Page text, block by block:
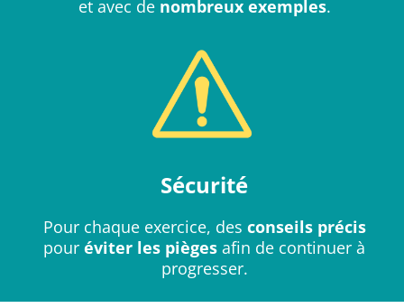
et avec de nombreux exemples.
Sécurité
Pour chaque exercice, des conseils précis
pour éviter les pièges afin de continuer à
progresser.